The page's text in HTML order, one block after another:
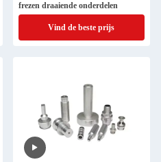
frezen draaiende onderdelen
Vind de beste prijs